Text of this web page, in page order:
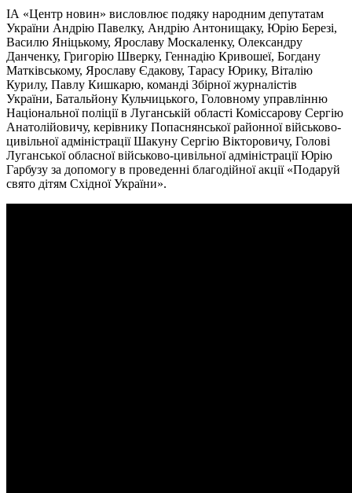
ІА «Центр новин» висловлює подяку народним депутатам
України Андрію Павелку, Андрію Антонищаку, Юрію Березі,
Василю Яніцькому, Ярославу Москаленку, Олександру
Данченку, Григорію Шверку, Геннадію Кривошеї, Богдану
Матківському, Ярославу Єдакову, Тарасу Юрику, Віталію
Курилу, Павлу Кишкарю, команді Збірної журналістів
України, Батальйону Кульчицького, Головному управлінню
Національної поліції в Луганській області Коміссарову Сергію
Анатолійовичу, керівнику Попаснянської районної військово-
цивільної адміністрації Шакуну Сергію Вікторовичу, Голові
Луганської обласної військово-цивільної адміністрації Юрію
Гарбузу за допомогу в проведенні благодійної акції «Подаруй
свято дітям Східної України».